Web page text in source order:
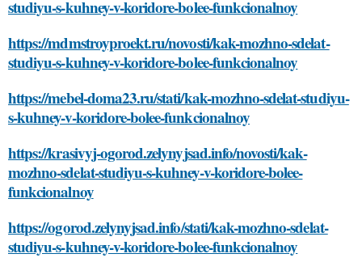
studiyu-s-kuhney-v-koridore-bolee-funkcionalnoy
https://mdmstroyproekt.ru/novosti/kak-mozhno-sdelat-
studiyu-s-kuhney-v-koridore-bolee-funkcionalnoy
https://mebel-doma23.ru/stati/kak-mozhno-sdelat-studiyu-
s-kuhney-v-koridore-bolee-funkcionalnoy
https://krasivyj-ogorod.zelynyjsad.info/novosti/kak-
mozhno-sdelat-studiyu-s-kuhney-v-koridore-bolee-
funkcionalnoy
https://ogorod.zelynyjsad.info/stati/kak-mozhno-sdelat-
studiyu-s-kuhney-v-koridore-bolee-funkcionalnoy